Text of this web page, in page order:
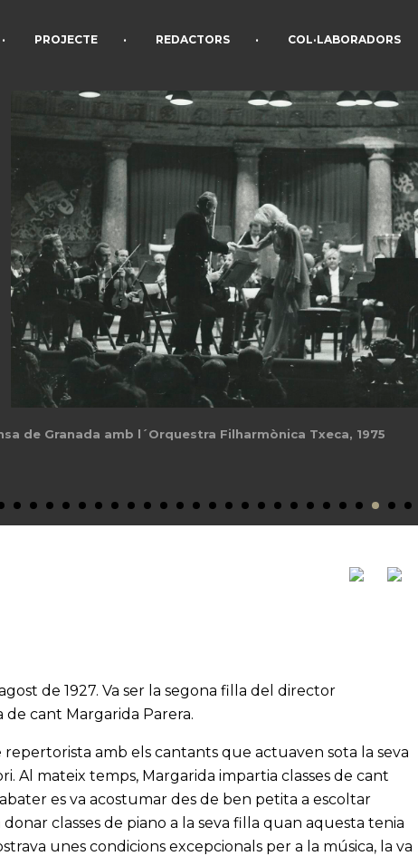
• PROJECTE • REDACTORS • COL·LABORADORS
de Granada amb l´Orquestra Filharmònica Txeca, 1975
de 1927. Va ser la segona filla del director
de cant Margarida Parera.
repertorista amb els cantants que actuaven sota la seva
Al mateix temps, Margarida impartia classes de cant
es va acostumar des de ben petita a escoltar
classes de piano a la seva filla quan aquesta tenia
unes condicions excepcionals per a la música, la va